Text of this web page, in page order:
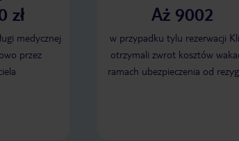
zł
medycznej
przez
Aż 9002
w przypadku tylu rezerwacji
otrzymali zwrot kosztów
ramach ubezpieczenia od